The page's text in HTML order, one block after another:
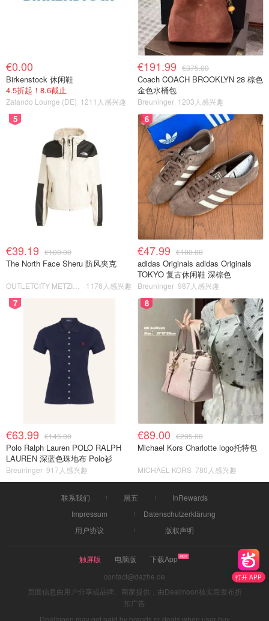
打开 APP
€0.00
Birkenstock 休闲鞋
4.5折起！8.6截止
Zalando Lounge (DE) 1211人感兴趣
€191.99 €375.00
Coach COACH BROOKLYN 28 棕色
金色水桶包
Breuninger 1203人感兴趣
5
€39.19 €100.00
The North Face Sheru 防风夹克
1176人感兴趣
6
€47.99 €100.00
adidas Originals adidas Originals
TOKYO 复古休闲鞋 深棕色
Breuninger 987人感兴趣
7
€63.99 €145.00
Polo Ralph Lauren POLO RALPH
LAUREN 深蓝色珠地布 Polo衫
Breuninger 917人感兴趣
8
€89.00 €295.00
Michael Kors Charlotte logo托特包
MICHAEL KORS 780人感兴趣
联系我们 黑五
InRewards
Impressum
Datenschutzerklärung
用户协议
版权声明
触屏版 电脑版
下载App
contact@dazhe.de
页面信息由用户分享或品牌、商家提供，由Dealmoon核实后发布折
扣广告
Dealmoon may get paid by brands or deals when user buy